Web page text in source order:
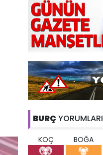
BURÇ YORUMLARI
KOÇ BOĞA